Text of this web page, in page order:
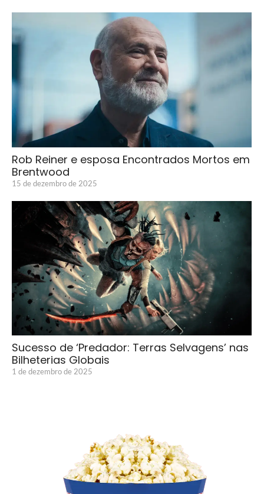
Rob Reiner e esposa Encontrados Mortos em
Brentwood
15 de dezembro de 2025
Sucesso de ‘Predador: Terras Selvagens’ nas
Bilheterias Globais
1 de dezembro de 2025